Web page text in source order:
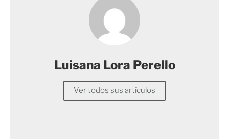
Luisana Lora Perello
Ver todos sus artículos